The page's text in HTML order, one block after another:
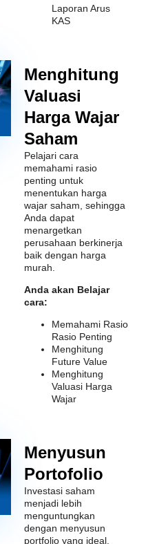
Laporan Arus
KAS
Menghitung
Valuasi
Harga Wajar
Saham
Pelajari cara
memahami rasio
penting untuk
menentukan harga
wajar saham, sehingga
Anda dapat
menargetkan
perusahaan berkinerja
baik dengan harga
murah.
Anda akan Belajar
cara:
Memahami Rasio
Rasio Penting
Menghitung
Future Value
Menghitung
Valuasi Harga
Wajar
Menyusun
Portofolio
Investasi saham
menjadi lebih
menguntungkan
dengan menyusun
portfolio yang ideal.